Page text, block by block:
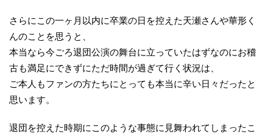
さらにこの一ヶ月以内に卒業の日を控えた天瀬さんや華形く
んのことを思うと、
本当なら今ごろ退団公演の舞台に立っていたはずなのにお稽
古も満足にできずにただ時間が過ぎて行く状況は、
ご本人もファンの方たちにとっても本当に辛い日々だったと
思います。
退団を控えた時期にこのような事態に見舞われてしまったこ